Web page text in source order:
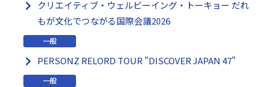
クリエイティブ・ウェルビーイング・トーキョー だれ
もが文化でつながる国際会議2026
一般
PERSONZ RELORD TOUR "DISCOVER JAPAN 47"
一般